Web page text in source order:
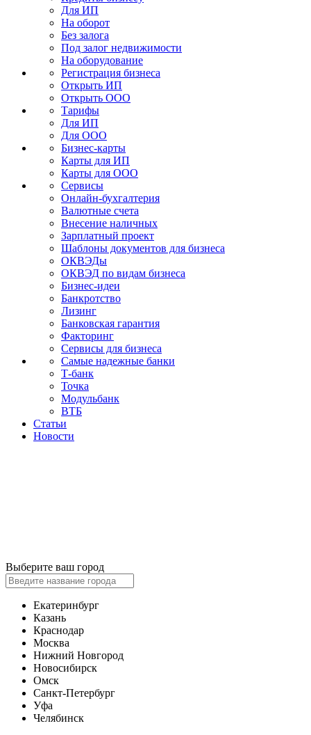
Для ИП
На оборот
Без залога
Под залог недвижимости
На оборудование
Регистрация бизнеса
Открыть ИП
Открыть ООО
Тарифы
Для ИП
Для ООО
Бизнес-карты
Карты для ИП
Карты для ООО
Сервисы
Онлайн-бухгалтерия
Валютные счета
Внесение наличных
Зарплатный проект
Шаблоны документов для бизнеса
ОКВЭДы
ОКВЭД по видам бизнеса
Бизнес-идеи
Банкротство
Лизинг
Банковская гарантия
Факторинг
Сервисы для бизнеса
Самые надежные банки
Т-банк
Точка
Модульбанк
ВТБ
Статьи
Новости
Выберите ваш город
Екатеринбург
Казань
Краснодар
Москва
Нижний Новгород
Новосибирск
Омск
Санкт-Петербург
Уфа
Челябинск